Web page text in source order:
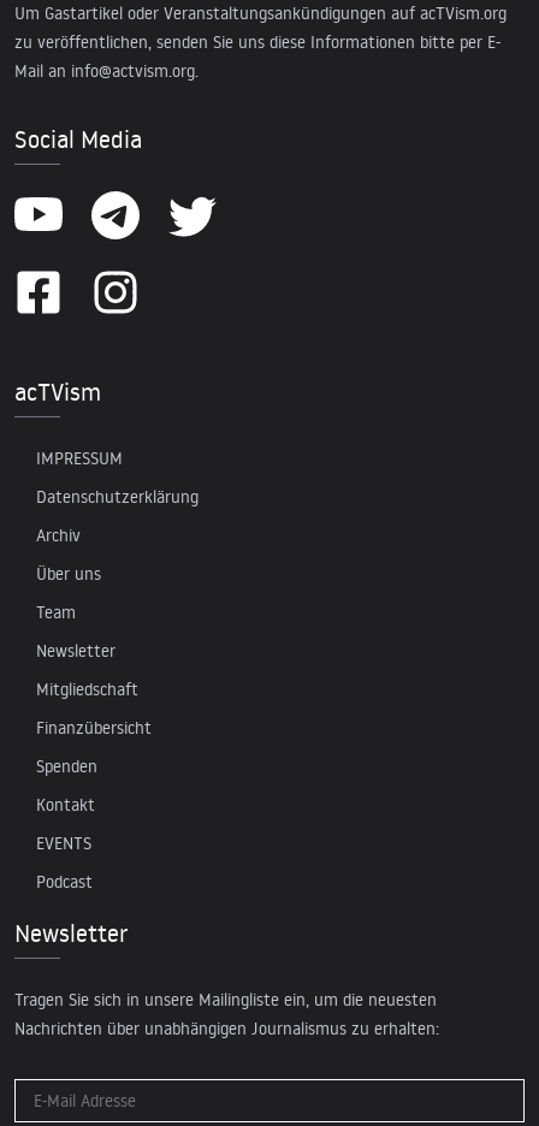
Um Gastartikel oder Veranstaltungsankündigungen auf acTVism.org
zu veröffentlichen, senden Sie uns diese Informationen bitte per E-
Mail an info@actvism.org.
Social Media
acTVism
IMPRESSUM
Datenschutzerklärung
Archiv
Über uns
Team
Newsletter
Mitgliedschaft
Finanzübersicht
Spenden
Kontakt
EVENTS
Podcast
Newsletter
Tragen Sie sich in unsere Mailingliste ein, um die neuesten
Nachrichten über unabhängigen Journalismus zu erhalten: